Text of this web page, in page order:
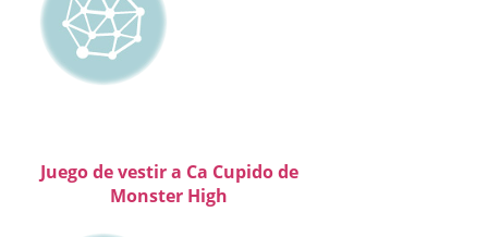
Juego de vestir a Ca Cupido de
Monster High